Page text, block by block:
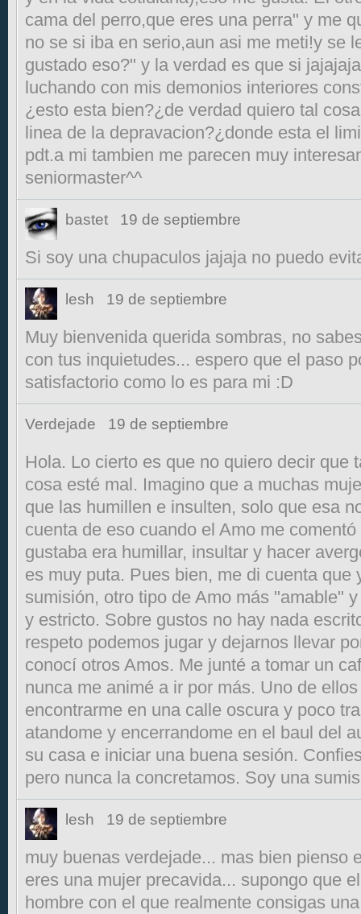
cama del perro,que eres una perra" y me
no se si iba en serio,aun asi me meti!y se
gustado eso?" y la verdad es que si
luchando con mis demonios interiores
¿esto esta bien?¿de verdad quiero tal
linea de la depravacion?¿donde esta el
pdt.a mi tambien me parecen muy
seniormaster^^
bastet 19 de septiembre
Si soy una chupaculos jajaja no puedo
lesh 19 de septiembre
Muy bienvenida querida sombras, no
con tus inquietudes... espero que el paso
satisfactorio como lo es para mi :D
Verdejade 19 de septiembre
Hola. Lo cierto es que no quiero decir que
cosa esté mal. Imagino que a muchas
que las humillen e insulten, solo que esa
cuenta de eso cuando el Amo me
gustaba era humillar, insultar y hacer
es muy puta. Pues bien, me di cuenta que
sumisión, otro tipo de Amo más "amable"
y estricto. Sobre gustos no hay nada
respeto podemos jugar y dejarnos llevar
conocí otros Amos. Me junté a tomar un
nunca me animé a ir por más. Uno de
encontrarme en una calle oscura y poco
atandome y encerrandome en el baul del
su casa e iniciar una buena sesión.
pero nunca la concretamos. Soy una
lesh 19 de septiembre
muy buenas verdejade... mas bien pienso
eres una mujer precavida... supongo que
hombre con el que realmente consigas